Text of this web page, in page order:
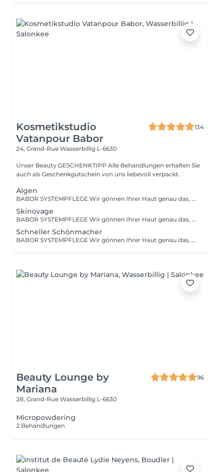
Kosmetikstudio
Vatanpour Babor
134
24, Grand-Rue Wasserbillig L-6630
Unser Beauty GESCHENKTIPP Alle Behandlungen erhalten Sie
auch als Geschenkgutschein von uns liebevoll verpackt.
Algen
BABOR SYSTEMPFLEGE Wir gönnen Ihrer Haut genau das, was sie braucht und verwöhnen sie mit einer tiefenwirksamen Reinigung und Vorbereitungsmaske, einem hoch-dosierten Fluid, einer stimulierenden Massage sowie einer wirkstoffintensiven Pflegemaske. Und all das natürlich abgestimmt auf Ihr persönliches Hautbedürfnis.
Skinovage
BABOR SYSTEMPFLEGE Wir gönnen Ihrer Haut genau das, was sie braucht und verwöhnen sie mit einer tiefenwirksamen Reinigung und Vorbereitungsmaske, einem hoch-dosierten Fluid, einer stimulierenden Massage sowie einer wirkstoffintensiven Pflegemaske. Und all das natürlich abgestimmt auf Ihr persönliches Hautbedürfnis.
Schneller Schönmacher
BABOR SYSTEMPFLEGE Wir gönnen Ihrer Haut genau das, was sie braucht und verwöhnen sie mit einer tiefenwirksamen Reinigung und Vorbereitungsmaske, einem hoch-dosierten Fluid, einer stimulierenden Massage sowie einer wirkstoffintensiven Pflegemaske. Und all das natürlich abgestimmt auf Ihr persönliches Hautbedürfnis.
Beauty Lounge by
Mariana
96
28, Grand-Rue Wasserbillig L-6630
Micropowdering
2 Behandlungen